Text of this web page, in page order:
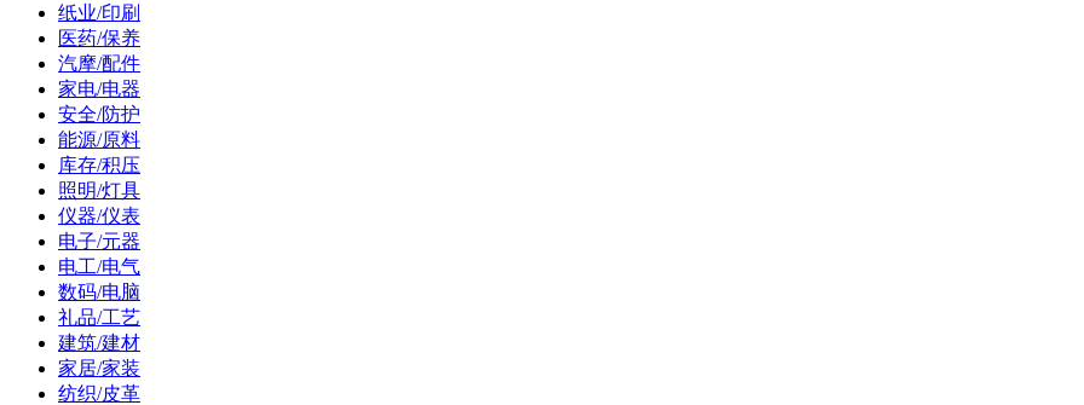
纸业/印刷
医药/保养
汽摩/配件
家电/电器
安全/防护
能源/原料
库存/积压
照明/灯具
仪器/仪表
电子/元器
电工/电气
数码/电脑
礼品/工艺
建筑/建材
家居/家装
纺织/皮革